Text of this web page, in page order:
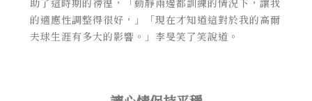
助了這時期的徬徨，「動靜兩邊都訓練的情況下，讓我
的適應性調整得很好，」「現在才知道這對於我的高爾
夫球生涯有多大的影響。」李旻笑了笑說道。